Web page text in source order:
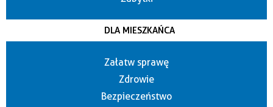
DLA MIESZKAŃCA
Załatw sprawę
Zdrowie
Bezpieczeństwo